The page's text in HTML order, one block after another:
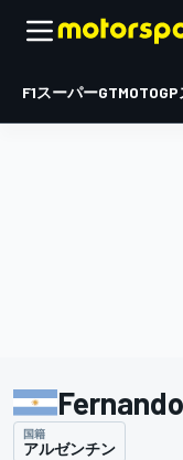
F1スーパーGTMOTOGP
国籍
アルゼンチン